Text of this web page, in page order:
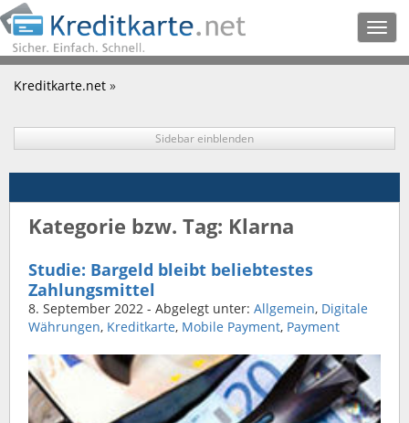
Kreditkarte.net »
Sidebar einblenden
Kategorie bzw. Tag: Klarna
Studie: Bargeld bleibt beliebtestes
Zahlungsmittel
8. September 2022 - Abgelegt unter: Allgemein, Digitale
Währungen, Kreditkarte, Mobile Payment, Payment